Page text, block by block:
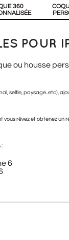
360
POUR
ou housse
selfie, paysage..etc),
vous rêvez et obtenez un
:
6